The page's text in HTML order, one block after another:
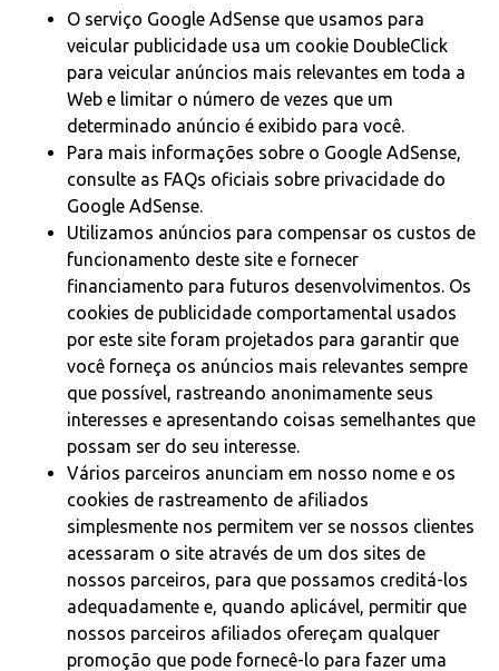
O serviço Google AdSense que usamos para
veicular publicidade usa um cookie DoubleClick
para veicular anúncios mais relevantes em toda a
Web e limitar o número de vezes que um
determinado anúncio é exibido para você.
Para mais informações sobre o Google AdSense,
consulte as FAQs oficiais sobre privacidade do
Google AdSense.
Utilizamos anúncios para compensar os custos de
funcionamento deste site e fornecer
financiamento para futuros desenvolvimentos. Os
cookies de publicidade comportamental usados ​​
por este site foram projetados para garantir que
você forneça os anúncios mais relevantes sempre
que possível, rastreando anonimamente seus
interesses e apresentando coisas semelhantes que
possam ser do seu interesse.
Vários parceiros anunciam em nosso nome e os
cookies de rastreamento de afiliados
simplesmente nos permitem ver se nossos clientes
acessaram o site através de um dos sites de
nossos parceiros, para que possamos creditá-los
adequadamente e, quando aplicável, permitir que
nossos parceiros afiliados ofereçam qualquer
promoção que pode fornecê-lo para fazer uma